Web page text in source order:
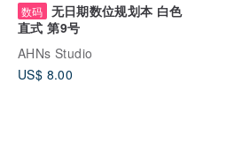
数码 无日期数位规划本 白色
直式 第9号
AHNs Studio
US$ 8.00